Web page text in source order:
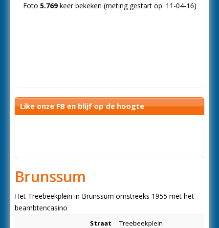
Foto 5.769keer bekeken (meting gestart op: 11-04-16)
Like onze FB en blijf op de hoogte
Brunssum
Het Treebeekplein in Brunssum omstreeks 1955 met het
beambtencasino
Straat Treebeekplein